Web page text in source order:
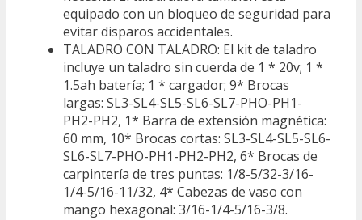
equipado con un bloqueo de seguridad para
evitar disparos accidentales.
TALADRO CON TALADRO: El kit de taladro
incluye un taladro sin cuerda de 1 * 20v; 1 *
1.5ah batería; 1 * cargador; 9* Brocas
largas: SL3-SL4-SL5-SL6-SL7-PHO-PH1-
PH2-PH2, 1* Barra de extensión magnética:
60 mm, 10* Brocas cortas: SL3-SL4-SL5-SL6-
SL6-SL7-PHO-PH1-PH2-PH2, 6* Brocas de
carpintería de tres puntas: 1/8-5/32-3/16-
1/4-5/16-11/32, 4* Cabezas de vaso con
mango hexagonal: 3/16-1/4-5/16-3/8.